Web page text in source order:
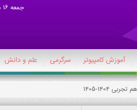
جمعه 16 مرداد 05
آموزش کامپیوتر سرگرمی علم و دانش